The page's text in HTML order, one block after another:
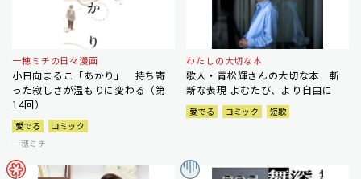
一穂ミチの日々漫画
小日向まるこ「あかり」 持ち寄
った寂しさが温もりに変わる（第
14回）
愛でる
コミック
一穂ミチ
わたしの大切な本
歌人・青松輝さんの大切な本 斬
新な表現 よむたび、より自由に
愛でる コミック 短歌